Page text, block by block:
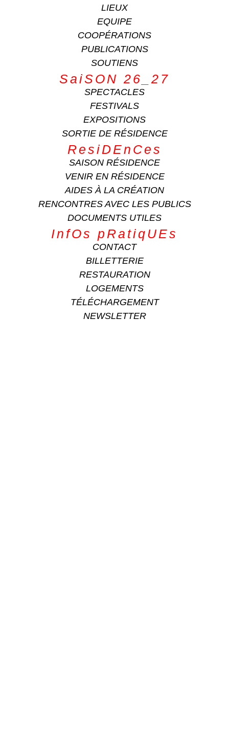
LIEUX
EQUIPE
COOPÉRATIONS
PUBLICATIONS
SOUTIENS
SaiSON 26_27
SPECTACLES
FESTIVALS
EXPOSITIONS
SORTIE DE RÉSIDENCE
ResiDEnCes
SAISON RÉSIDENCE
VENIR EN RÉSIDENCE
AIDES À LA CRÉATION
RENCONTRES AVEC LES PUBLICS
DOCUMENTS UTILES
InfOs pRatiqUEs
CONTACT
BILLETTERIE
RESTAURATION
LOGEMENTS
TÉLÉCHARGEMENT
NEWSLETTER